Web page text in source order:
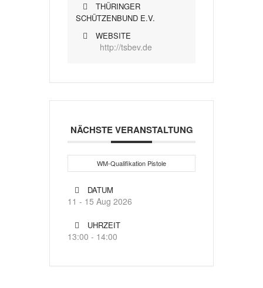
THÜRINGER
SCHÜTZENBUND E.V.
WEBSITE
http://tsbev.de
NÄCHSTE VERANSTALTUNG
WM-Qualifikation Pistole
DATUM
11 - 15 Aug 2026
UHRZEIT
13:00 - 14:00